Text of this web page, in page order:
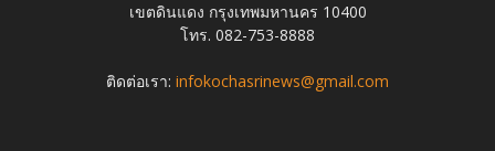
เขตดินแดง กรุงเทพมหานคร 10400
โทร. 082-753-8888
ติดต่อเรา: infokochasrinews@gmail.com